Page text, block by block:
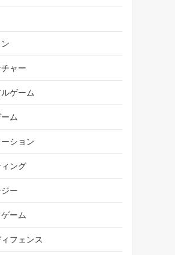
ャー
ゲーム
ム
ション
ング
ー
ーム
フェンス